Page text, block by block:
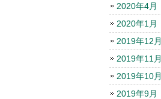
2020年4月
2020年1月
2019年12月
2019年11月
2019年10月
2019年9月